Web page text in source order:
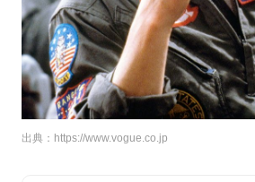
出典： https://www.vogue.co.jp